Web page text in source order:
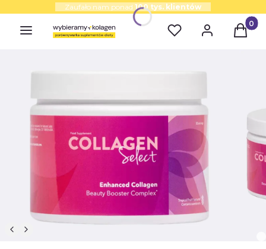
Zaufało nam ponad 100 tys. klientów